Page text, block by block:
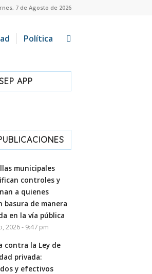
7 de Agosto de 2026
Política
APP
municipales
controles y
a quienes
basura de manera
en la vía pública
2026 - 9:47 pm
contra la Ley de
privada:
y efectivos